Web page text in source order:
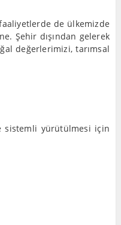
de ülkemizde
Şehir dışından gelerek
değerlerimizi, tarımsal
sistemli yürütülmesi için